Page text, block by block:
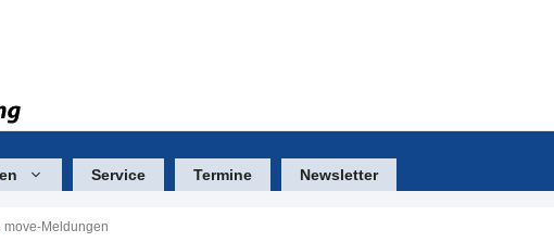
Service Termine Newsletter
move-Meldungen